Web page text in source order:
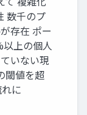
数千のプ
存在 ポー
上の個人
いない現
閾値を超
に